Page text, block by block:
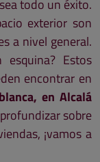
todo un éxito.
exterior son
a nivel general.
Estos
encontrar en
en Alcalá
sobre
¡vamos a